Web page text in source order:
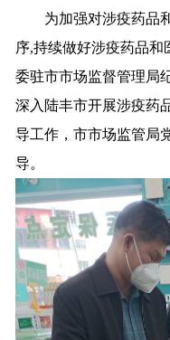
为加强对涉疫药品和
序,持续做好涉疫药品
委驻市市场监督管理局
深入陆丰市开展涉疫药
导工作，市市场监管局
导。